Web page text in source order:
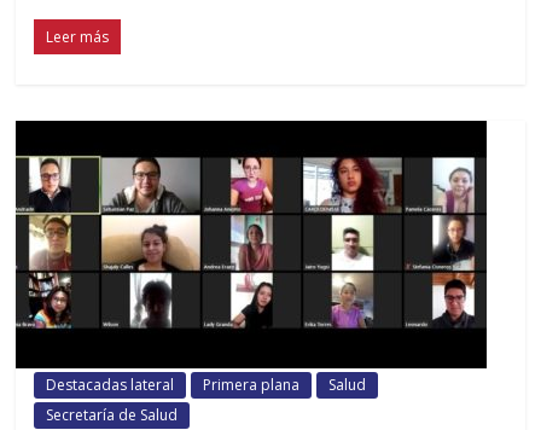
Leer más
Destacadas lateral Primera plana
Salud
Secretaría de Salud